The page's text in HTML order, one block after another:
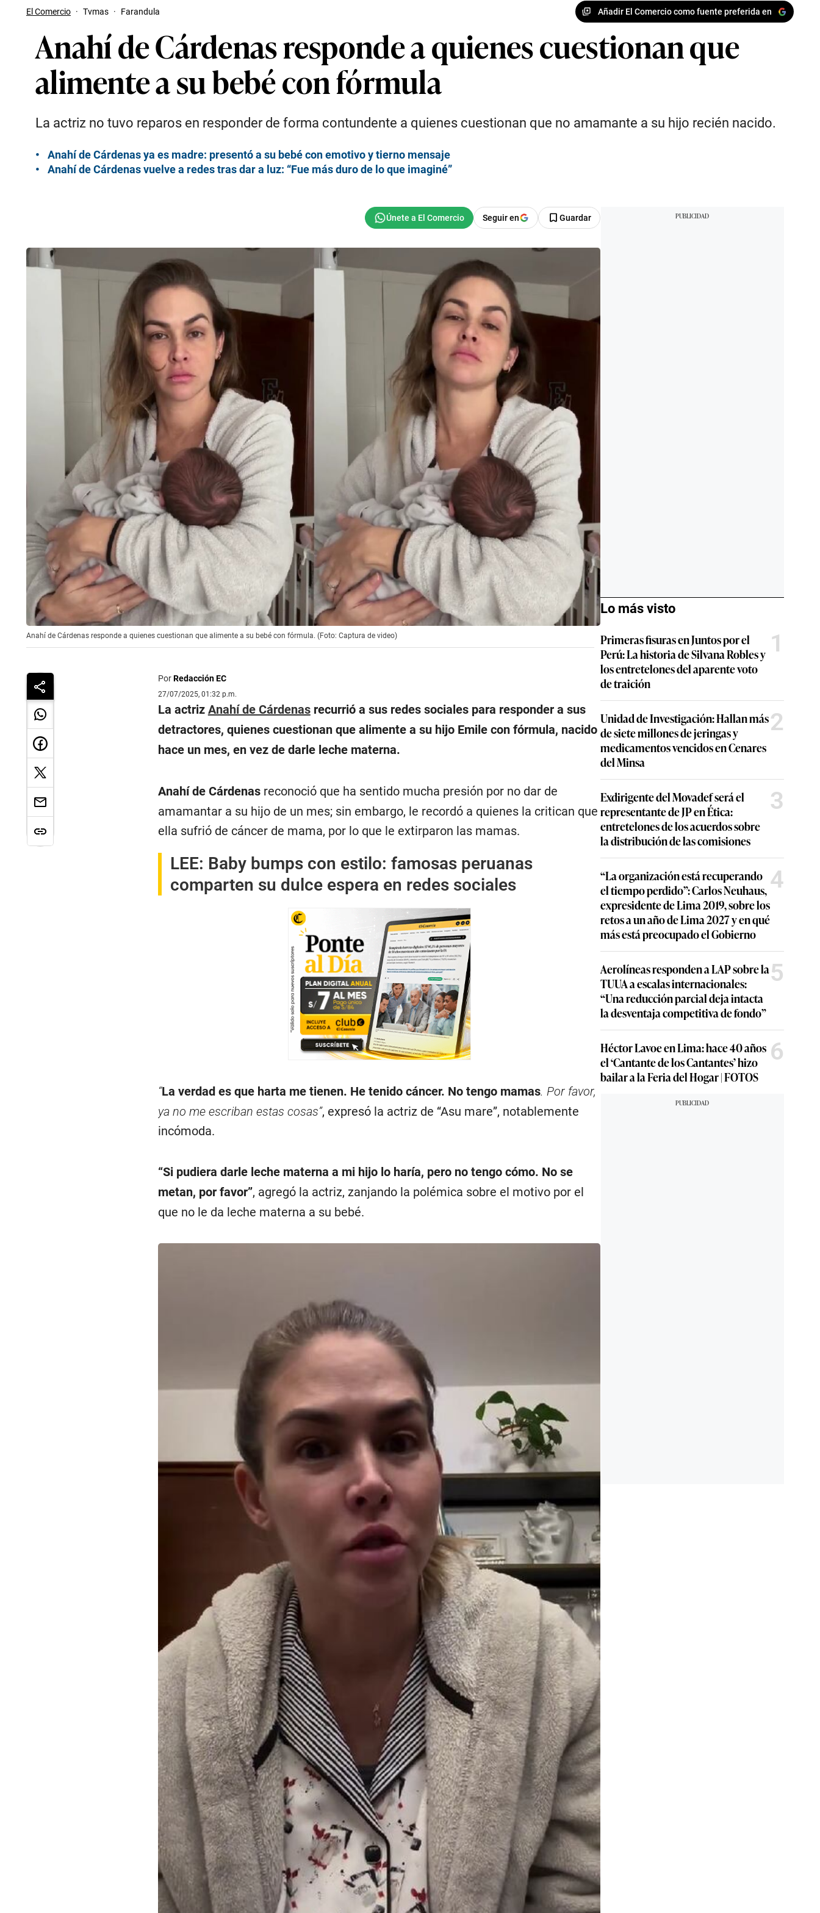
El Comercio · Tvmas · Farandula Añadir El Comercio como fuente preferida en
Anahí de Cárdenas responde a quienes cuestionan que
alimente a su bebé con fórmula
La actriz no tuvo reparos en responder de forma contundente a quienes cuestionan que no amamante a su hijo recién nacido.
Anahí de Cárdenas ya es madre: presentó a su bebé con emotivo y tierno mensaje
Anahí de Cárdenas vuelve a redes tras dar a luz: “Fue más duro de lo que imaginé”
Seguir en Guardar
Anahí de Cárdenas responde a quienes cuestionan que alimente a su bebé con fórmula. (Foto: Captura de video)
PorRedacción EC
27/07/2025, 01:32 p.m.
La actriz Anahí de Cárdenasrecurrió a sus redes sociales para responder a sus
detractores, quienes cuestionan que alimente a su hijo Emile con fórmula, nacido
hace un mes, en vez de darle leche materna.
Anahí de Cárdenasreconoció que ha sentido mucha presión por no dar de
amamantar a su hijo de un mes; sin embargo, le recordó a quienes la critican que
ella sufrió de cáncer de mama, por lo que le extirparon las mamas.
LEE: Baby bumps con estilo: famosas peruanas
comparten su dulce espera en redes sociales
“La verdad es que harta me tienen. He tenido cáncer. No tengo mamas. Por favor,
ya no me escriban estas cosas”, expresó la actriz de “Asu mare”, notablemente
incómoda.
“Si pudiera darle leche materna a mi hijo lo haría, pero no tengo cómo. No se
metan, por favor”, agregó la actriz, zanjando la polémica sobre el motivo por el
que no le da leche materna a su bebé.
Lo más visto
Primeras fisuras en Juntos por el
Perú: La historia de Silvana Robles y
los entretelones del aparente voto
de traición
1
Unidad de Investigación: Hallan más
de siete millones de jeringas y
medicamentos vencidos en Cenares
del Minsa
2
Exdirigente del Movadef será el
representante de JP en Ética:
entretelones de los acuerdos sobre
la distribución de las comisiones
3
“La organización está recuperando
el tiempo perdido”: Carlos Neuhaus,
expresidente de Lima 2019, sobre los
retos a un año de Lima 2027 y en qué
más está preocupado el Gobierno
4
Aerolíneas responden a LAP sobre la
TUUA a escalas internacionales:
“Una reducción parcial deja intacta
la desventaja competitiva de fondo”
5
Héctor Lavoe en Lima: hace 40 años
el ‘Cantante de los Cantantes’ hizo
bailar a la Feria del Hogar | FOTOS
6